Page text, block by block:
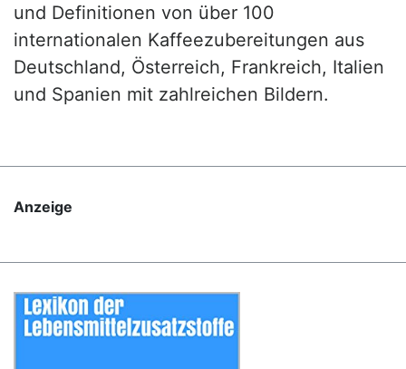
und Definitionen von über 100
internationalen Kaffeezubereitungen aus
Deutschland, Österreich, Frankreich, Italien
und Spanien mit zahlreichen Bildern.
Anzeige